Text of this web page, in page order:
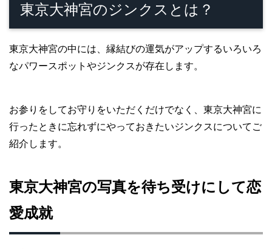
東京大神宮のジンクスとは？
東京大神宮の中には、縁結びの運気がアップするいろいろ
なパワースポットやジンクスが存在します。
お参りをしてお守りをいただくだけでなく、東京大神宮に
行ったときに忘れずにやっておきたいジンクスについてご
紹介します。
東京大神宮の写真を待ち受けにして恋
愛成就